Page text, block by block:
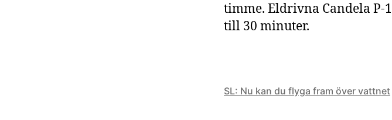
timme. Eldrivna Candela P-
till 30 minuter.
SL: Nu kan du flyga fram över vattnet